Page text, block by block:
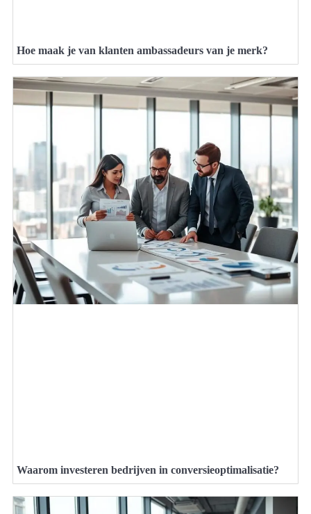
Hoe maak je van klanten ambassadeurs van je merk?
Waarom investeren bedrijven in conversieoptimalisatie?